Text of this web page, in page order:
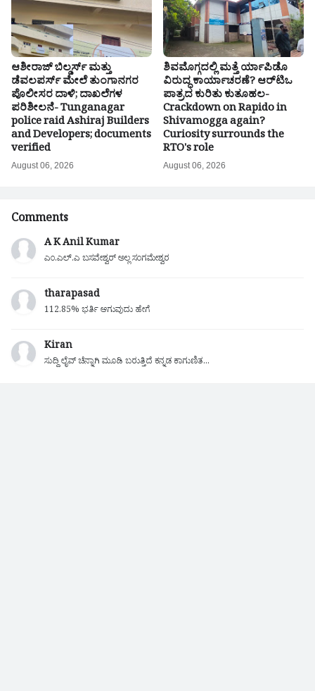
ಆಶೀರಾಜ್ ಬಿಲ್ಡರ್ಸ್ ಮತ್ತು
ಡೆವಲಪರ್ಸ್ ಮೇಲೆ ತುಂಗಾನಗರ
ಪೊಲೀಸರ ದಾಳಿ; ದಾಖಲೆಗಳ
ಪರಿಶೀಲನೆ- Tunganagar
police raid Ashiraj Builders
and Developers; documents
verified
August 06, 2026
ಶಿವಮೊಗ್ಗದಲ್ಲಿ ಮತ್ತೆ ರ್ಯಾಪಿಡೊ
ವಿರುದ್ಧ ಕಾರ್ಯಾಚರಣೆ? ಆರ್‌ಟಿಒ
ಪಾತ್ರದ ಕುರಿತು ಕುತೂಹಲ-
Crackdown on Rapido in
Shivamogga again?
Curiosity surrounds the
RTO's role
August 06, 2026
Comments
A K Anil Kumar
ಎಂ.ಎಲ್.ಎ ಬಸವೇಶ್ವರ್ ಅಲ್ಲ ಸಂಗಮೇಶ್ವರ
tharapasad
112.85% ಭರ್ತಿ ಆಗುವುದು ಹೇಗೆ
Kiran
ಸುದ್ದಿ ಲೈವ್ ಚೆನ್ನಾಗಿ ಮೂಡಿ ಬರುತ್ತಿದೆ ಕನ್ನಡ ಕಾಗುಣಿತ...